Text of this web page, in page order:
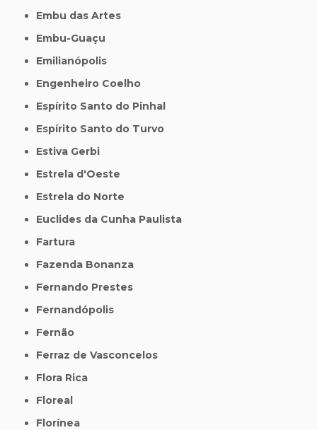
Embu das Artes
Embu-Guaçu
Emilianópolis
Engenheiro Coelho
Espírito Santo do Pinhal
Espírito Santo do Turvo
Estiva Gerbi
Estrela d'Oeste
Estrela do Norte
Euclides da Cunha Paulista
Fartura
Fazenda Bonanza
Fernando Prestes
Fernandópolis
Fernão
Ferraz de Vasconcelos
Flora Rica
Floreal
Florínea